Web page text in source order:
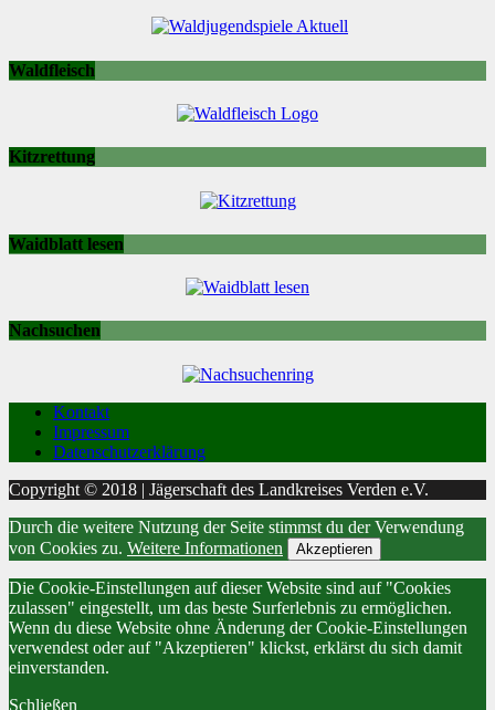
Waldfleisch
Kitzrettung
Waidblatt lesen
Nachsuchen
Kontakt
Impressum
Datenschutzerklärung
Copyright © 2018 | Jägerschaft des Landkreises Verden e.V.
Durch die weitere Nutzung der Seite stimmst du der Verwendung
von Cookies zu. Weitere Informationen Akzeptieren
Die Cookie-Einstellungen auf dieser Website sind auf "Cookies
zulassen" eingestellt, um das beste Surferlebnis zu ermöglichen.
Wenn du diese Website ohne Änderung der Cookie-Einstellungen
verwendest oder auf "Akzeptieren" klickst, erklärst du sich damit
einverstanden.
Schließen